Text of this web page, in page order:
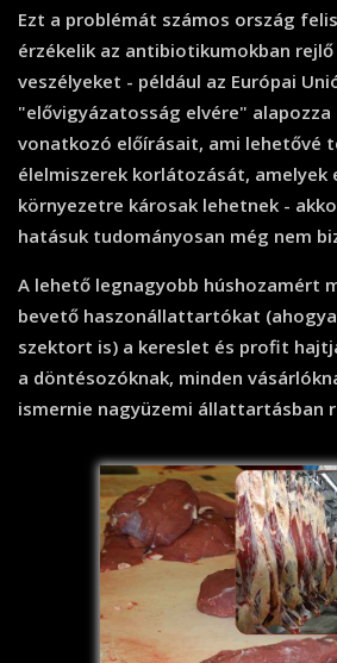
Ezt a problémát számos ország
érzékelik az antibiotikumokban
veszélyeket - például az Európai
"elővigyázatosság elvére" alapozza
vonatkozó előírásait, ami lehetővé
élelmiszerek korlátozását, amelyek
környezetre károsak lehetnek -
hatásuk tudományosan még nem
A lehető legnagyobb húshozamért
bevető haszonállattartókat
szektort is) a kereslet és profit
a döntésozóknak, minden
ismernie nagyüzemi állattartásban